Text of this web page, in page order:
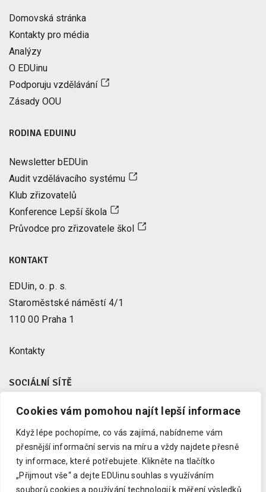
Cookies vám pomohou najít lepší informace
Když lépe pochopíme, co vás zajímá, nabídneme vám
přesnější informační servis na míru a vždy najdete přesně
ty informace, které potřebujete.
Klikněte na tlačítko
„Přijmout vše“ a dejte EDUinu souhlas s využíváním
souborů cookies a používání technologií k měření výsledků
Domovská stránka
Kontakty pro média
Analýzy
O EDUinu
Podporuju vzdělávání
Zásady OOU
RODINA EDUINU
Newsletter bEDUin
Audit vzdělávacího systému
Klub zřizovatelů
Konference Lepší škola
Průvodce pro zřizovatele škol
KONTAKT
EDUin, o. p. s.
Staroměstské náměstí 4/1
110 00 Praha 1
Kontakty
SOCIÁLNÍ SÍTĚ
Facebook
Instagram
Youtube
LinkedIn